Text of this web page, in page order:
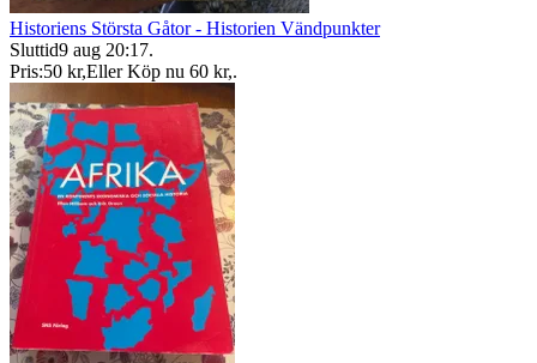
Historiens Största Gåtor - Historien Vändpunkter
Sluttid9 aug 20:17.
Pris:50 kr,Eller Köp nu 60 kr,.